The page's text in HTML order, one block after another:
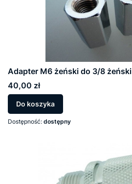
Adapter M6 żeński do 3/8 żeński
Cena
40,00 zł
Do koszyka
Dostępność: dostępny